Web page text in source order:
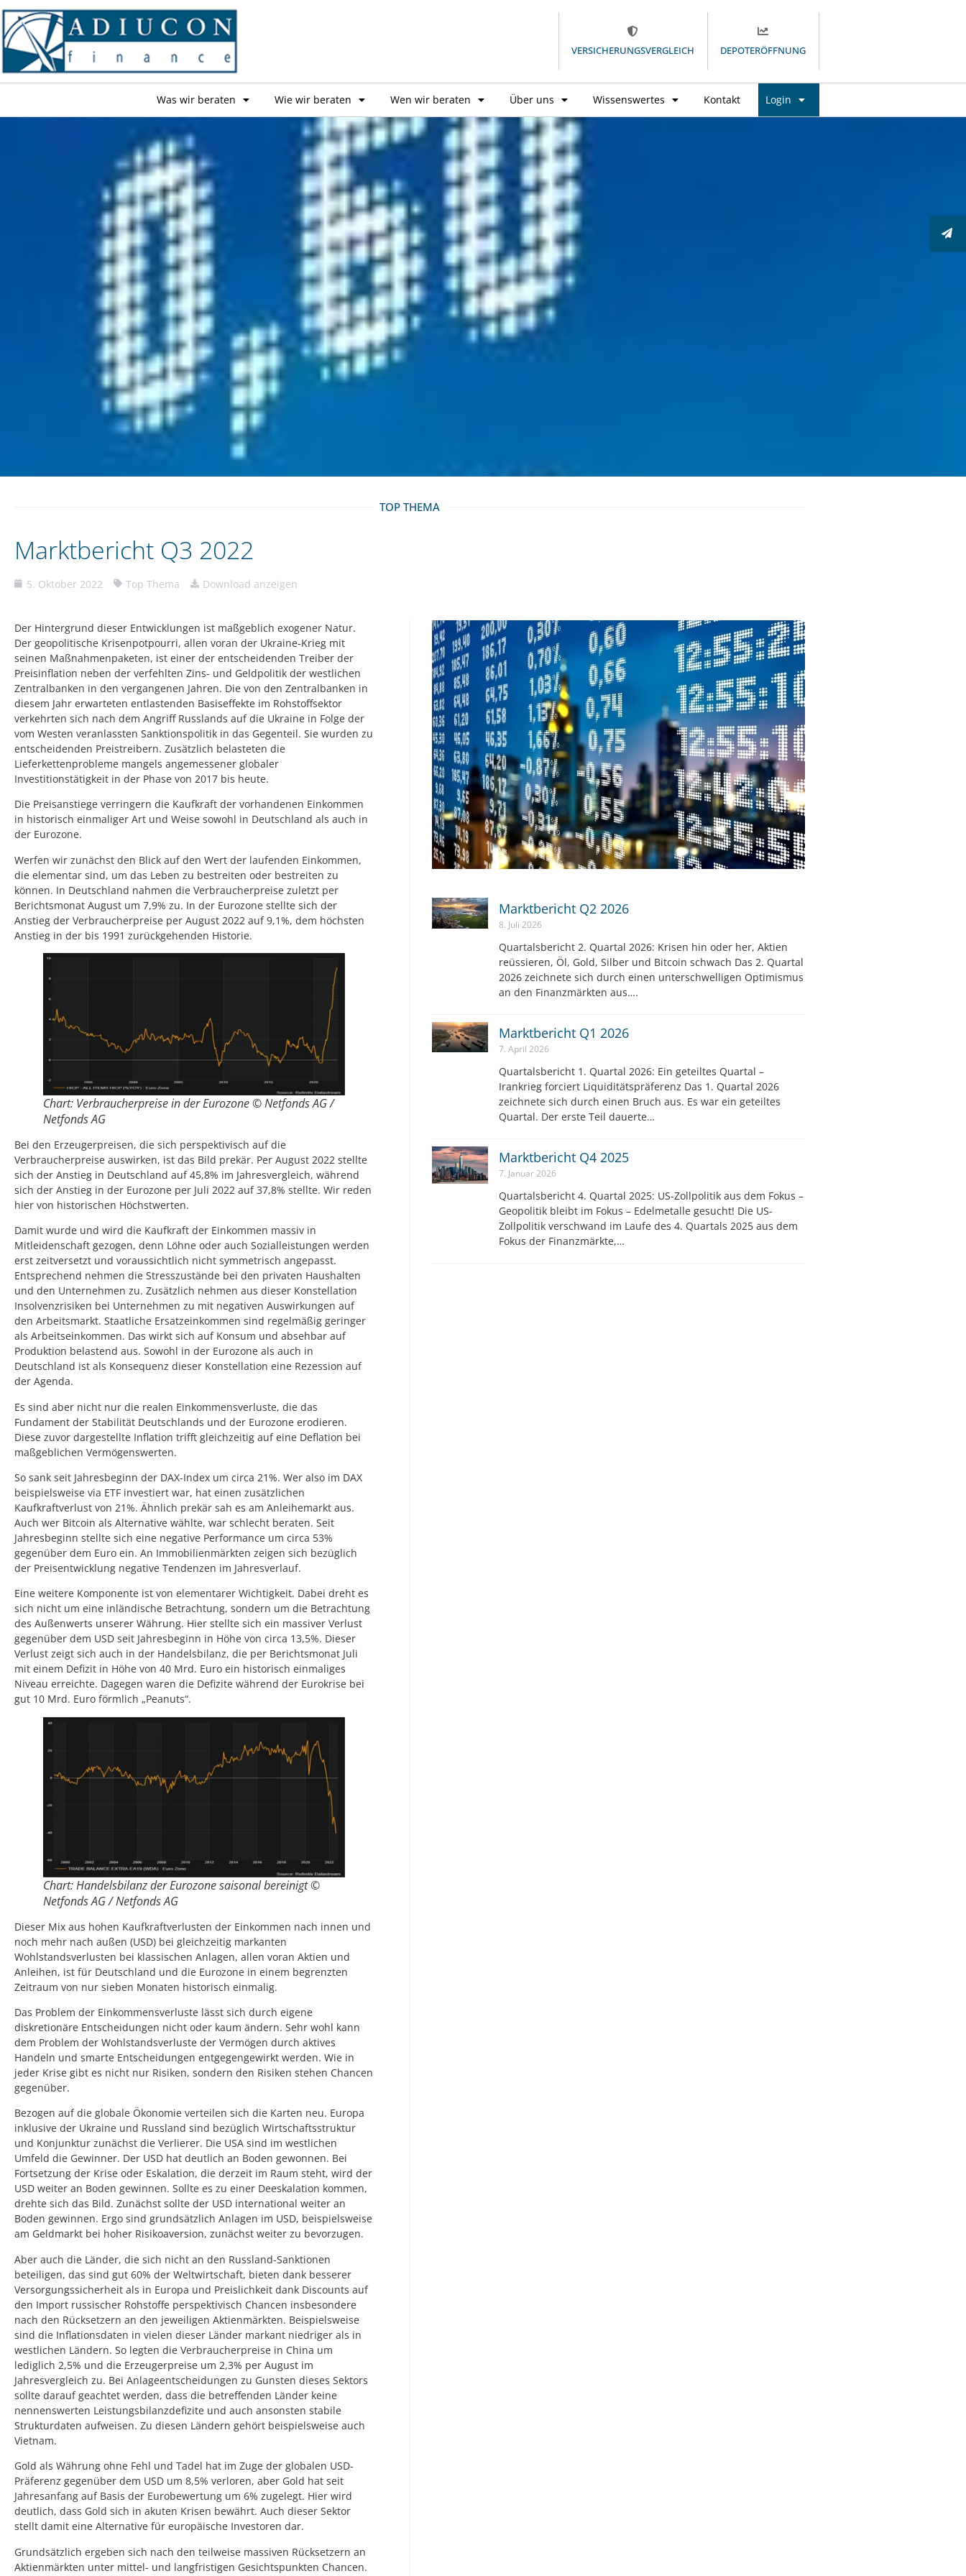
VERSICHERUNGSVERGLEICH DEPOTERÖFFNUNG
Was wir beraten Wie wir beraten Wen wir beraten Über uns Wissenswertes Kontakt Login
TOP THEMA
Marktbericht Q3 2022
5. Oktober 2022 Top Thema Download anzeigen
Der Hintergrund dieser Entwicklungen ist maßgeblich exogener Natur.
Der geopolitische Krisenpotpourri, allen voran der Ukraine-Krieg mit
seinen Maßnahmenpaketen, ist einer der entscheidenden Treiber der
Preisinflation neben der verfehlten Zins- und Geldpolitik der westlichen
Zentralbanken in den vergangenen Jahren. Die von den Zentralbanken in
diesem Jahr erwarteten entlastenden Basiseffekte im Rohstoffsektor
verkehrten sich nach dem Angriff Russlands auf die Ukraine in Folge der
vom Westen veranlassten Sanktionspolitik in das Gegenteil. Sie wurden zu
entscheidenden Preistreibern. Zusätzlich belasteten die
Lieferkettenprobleme mangels angemessener globaler
Investitionstätigkeit in der Phase von 2017 bis heute.
Die Preisanstiege verringern die Kaufkraft der vorhandenen Einkommen
in historisch einmaliger Art und Weise sowohl in Deutschland als auch in
der Eurozone.
Werfen wir zunächst den Blick auf den Wert der laufenden Einkommen,
die elementar sind, um das Leben zu bestreiten oder bestreiten zu
können. In Deutschland nahmen die Verbraucherpreise zuletzt per
Berichtsmonat August um 7,9% zu. In der Eurozone stellte sich der
Anstieg der Verbraucherpreise per August 2022 auf 9,1%, dem höchsten
Anstieg in der bis 1991 zurückgehenden Historie.
Chart: Verbraucherpreise in der Eurozone © Netfonds AG /
Netfonds AG
Bei den Erzeugerpreisen, die sich perspektivisch auf die
Verbraucherpreise auswirken, ist das Bild prekär. Per August 2022 stellte
sich der Anstieg in Deutschland auf 45,8% im Jahresvergleich, während
sich der Anstieg in der Eurozone per Juli 2022 auf 37,8% stellte. Wir reden
hier von historischen Höchstwerten.
Damit wurde und wird die Kaufkraft der Einkommen massiv in
Mitleidenschaft gezogen, denn Löhne oder auch Sozialleistungen werden
erst zeitversetzt und voraussichtlich nicht symmetrisch angepasst.
Entsprechend nehmen die Stresszustände bei den privaten Haushalten
und den Unternehmen zu. Zusätzlich nehmen aus dieser Konstellation
Insolvenzrisiken bei Unternehmen zu mit negativen Auswirkungen auf
den Arbeitsmarkt. Staatliche Ersatzeinkommen sind regelmäßig geringer
als Arbeitseinkommen. Das wirkt sich auf Konsum und absehbar auf
Produktion belastend aus. Sowohl in der Eurozone als auch in
Deutschland ist als Konsequenz dieser Konstellation eine Rezession auf
der Agenda.
Es sind aber nicht nur die realen Einkommensverluste, die das
Fundament der Stabilität Deutschlands und der Eurozone erodieren.
Diese zuvor dargestellte Inflation trifft gleichzeitig auf eine Deflation bei
maßgeblichen Vermögenswerten.
So sank seit Jahresbeginn der DAX-Index um circa 21%. Wer also im DAX
beispielsweise via ETF investiert war, hat einen zusätzlichen
Kaufkraftverlust von 21%. Ähnlich prekär sah es am Anleihemarkt aus.
Auch wer Bitcoin als Alternative wählte, war schlecht beraten. Seit
Jahresbeginn stellte sich eine negative Performance um circa 53%
gegenüber dem Euro ein. An Immobilienmärkten zeigen sich bezüglich
der Preisentwicklung negative Tendenzen im Jahresverlauf.
Eine weitere Komponente ist von elementarer Wichtigkeit. Dabei dreht es
sich nicht um eine inländische Betrachtung, sondern um die Betrachtung
des Außenwerts unserer Währung. Hier stellte sich ein massiver Verlust
gegenüber dem USD seit Jahresbeginn in Höhe von circa 13,5%. Dieser
Verlust zeigt sich auch in der Handelsbilanz, die per Berichtsmonat Juli
mit einem Defizit in Höhe von 40 Mrd. Euro ein historisch einmaliges
Niveau erreichte. Dagegen waren die Defizite während der Eurokrise bei
gut 10 Mrd. Euro förmlich „Peanuts“.
Chart: Handelsbilanz der Eurozone saisonal bereinigt ©
Netfonds AG / Netfonds AG
Dieser Mix aus hohen Kaufkraftverlusten der Einkommen nach innen und
noch mehr nach außen (USD) bei gleichzeitig markanten
Wohlstandsverlusten bei klassischen Anlagen, allen voran Aktien und
Anleihen, ist für Deutschland und die Eurozone in einem begrenzten
Zeitraum von nur sieben Monaten historisch einmalig.
Das Problem der Einkommensverluste lässt sich durch eigene
diskretionäre Entscheidungen nicht oder kaum ändern. Sehr wohl kann
dem Problem der Wohlstandsverluste der Vermögen durch aktives
Handeln und smarte Entscheidungen entgegengewirkt werden. Wie in
jeder Krise gibt es nicht nur Risiken, sondern den Risiken stehen Chancen
gegenüber.
Bezogen auf die globale Ökonomie verteilen sich die Karten neu. Europa
inklusive der Ukraine und Russland sind bezüglich Wirtschaftsstruktur
und Konjunktur zunächst die Verlierer. Die USA sind im westlichen
Umfeld die Gewinner. Der USD hat deutlich an Boden gewonnen. Bei
Fortsetzung der Krise oder Eskalation, die derzeit im Raum steht, wird der
USD weiter an Boden gewinnen. Sollte es zu einer Deeskalation kommen,
drehte sich das Bild. Zunächst sollte der USD international weiter an
Boden gewinnen. Ergo sind grundsätzlich Anlagen im USD, beispielsweise
am Geldmarkt bei hoher Risikoaversion, zunächst weiter zu bevorzugen.
Aber auch die Länder, die sich nicht an den Russland-Sanktionen
beteiligen, das sind gut 60% der Weltwirtschaft, bieten dank besserer
Versorgungssicherheit als in Europa und Preislichkeit dank Discounts auf
den Import russischer Rohstoffe perspektivisch Chancen insbesondere
nach den Rücksetzern an den jeweiligen Aktienmärkten. Beispielsweise
sind die Inflationsdaten in vielen dieser Länder markant niedriger als in
westlichen Ländern. So legten die Verbraucherpreise in China um
lediglich 2,5% und die Erzeugerpreise um 2,3% per August im
Jahresvergleich zu. Bei Anlageentscheidungen zu Gunsten dieses Sektors
sollte darauf geachtet werden, dass die betreffenden Länder keine
nennenswerten Leistungsbilanzdefizite und auch ansonsten stabile
Strukturdaten aufweisen. Zu diesen Ländern gehört beispielsweise auch
Vietnam.
Gold als Währung ohne Fehl und Tadel hat im Zuge der globalen USD-
Präferenz gegenüber dem USD um 8,5% verloren, aber Gold hat seit
Jahresanfang auf Basis der Eurobewertung um 6% zugelegt. Hier wird
deutlich, dass Gold sich in akuten Krisen bewährt. Auch dieser Sektor
stellt damit eine Alternative für europäische Investoren dar.
Grundsätzlich ergeben sich nach den teilweise massiven Rücksetzern an
Aktienmärkten unter mittel- und langfristigen Gesichtspunkten Chancen.
Marktbericht Q2 2026
8. Juli 2026
Quartalsbericht 2. Quartal 2026: Krisen hin oder her, Aktien
reüssieren, Öl, Gold, Silber und Bitcoin schwach Das 2. Quartal
2026 zeichnete sich durch einen unterschwelligen Optimismus
an den Finanzmärkten aus….
Marktbericht Q1 2026
7. April 2026
Quartalsbericht 1. Quartal 2026: Ein geteiltes Quartal –
Irankrieg forciert Liquiditätspräferenz Das 1. Quartal 2026
zeichnete sich durch einen Bruch aus. Es war ein geteiltes
Quartal. Der erste Teil dauerte…
Marktbericht Q4 2025
7. Januar 2026
Quartalsbericht 4. Quartal 2025: US-Zollpolitik aus dem Fokus –
Geopolitik bleibt im Fokus – Edelmetalle gesucht! Die US-
Zollpolitik verschwand im Laufe des 4. Quartals 2025 aus dem
Fokus der Finanzmärkte,…